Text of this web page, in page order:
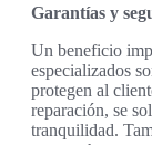
Garantías y
Un beneficio
especializados
protegen al
reparación, se
tranquilidad.